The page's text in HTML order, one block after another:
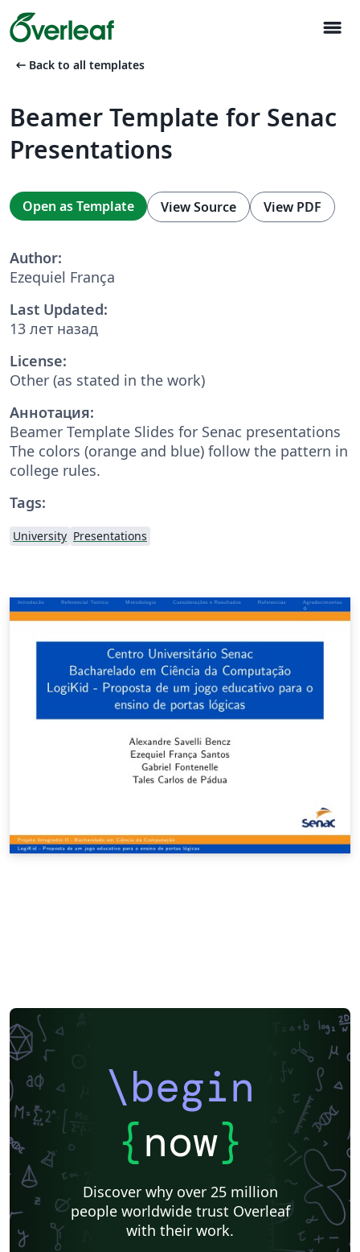
menu
arrow_left_alt Back to all templates
Beamer Template for Senac
Presentations
Open as Template View Source View PDF
Author:
Ezequiel França
Last Updated:
13 лет назад
License:
Other (as stated in the work)
Аннотация:
Beamer Template Slides for Senac presentations
The colors (orange and blue) follow the pattern in
college rules.
Tags:
University Presentations
\begin
{now}
Discover why over 25 million
people worldwide trust Overleaf
with their work.